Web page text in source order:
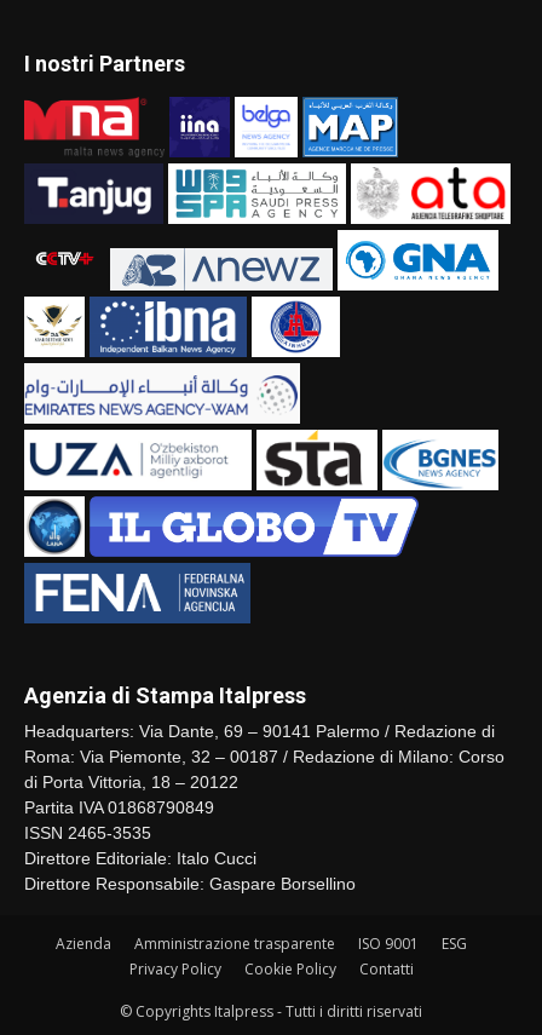
I nostri Partners
Agenzia di Stampa Italpress
Headquarters: Via Dante, 69 – 90141 Palermo / Redazione di
Roma: Via Piemonte, 32 – 00187 / Redazione di Milano: Corso
di Porta Vittoria, 18 – 20122
Partita IVA 01868790849
ISSN 2465-3535
Direttore Editoriale: Italo Cucci
Direttore Responsabile: Gaspare Borsellino
Azienda Amministrazione trasparente ISO 9001
ESG
Privacy Policy
Cookie Policy Contatti
© Copyrights Italpress - Tutti i diritti riservati